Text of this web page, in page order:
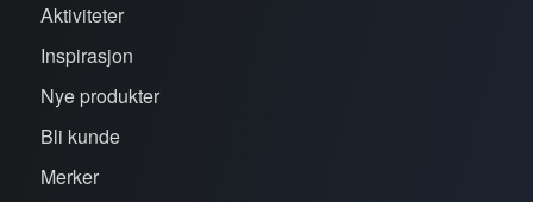
Aktiviteter
Inspirasjon
Nye produkter
Bli kunde
Merker